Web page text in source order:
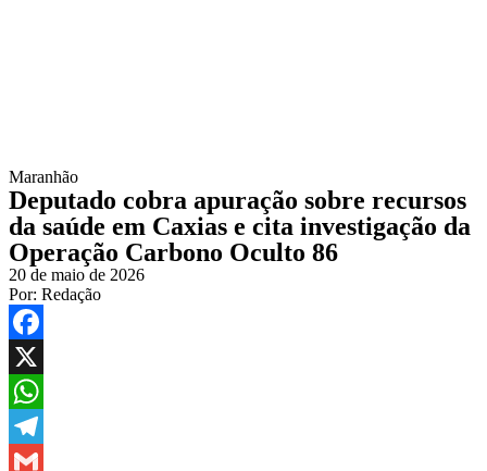
Maranhão
Deputado cobra apuração sobre recursos
da saúde em Caxias e cita investigação da
Operação Carbono Oculto 86
20 de maio de 2026
Por: Redação
Facebook
X
WhatsApp
Telegram